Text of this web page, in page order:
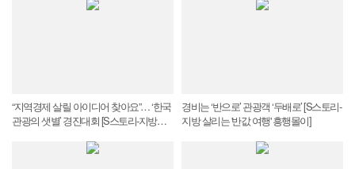
“지역경제 살릴 아이디어 찾아요”… ‘한국
관광의 샛별’ 경진대회 [S스토리-지방
경비는 ‘반으로’ 관광객 ‘두배로’ [S스토리-
지방 살리는 '반값 여행' 흥행몰이]